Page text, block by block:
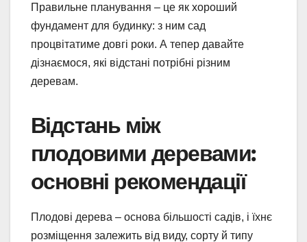
Правильне планування – це як хороший
фундамент для будинку: з ним сад
процвітатиме довгі роки. А тепер давайте
дізнаємося, які відстані потрібні різним
деревам.
Відстань між
плодовими деревами:
основні рекомендації
Плодові дерева – основа більшості садів, і їхнє
розміщення залежить від виду, сорту й типу